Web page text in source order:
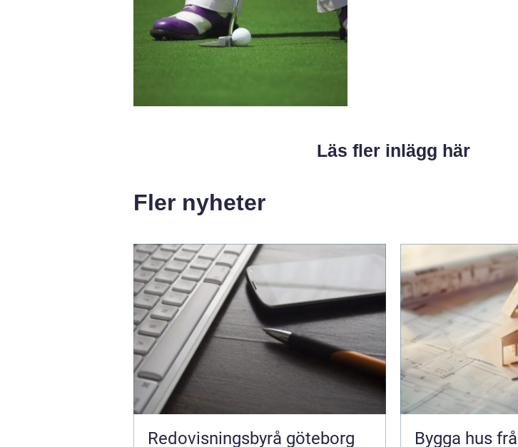
Läs fler inlägg här
Fler nyheter
Redovisningsbyrå göteborg
Bygga hus från dröm till